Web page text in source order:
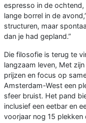
espresso in de
lange borrel in de
structuren, maar
dan je had gepland.”
Die filosofie is terug te
langzaam leven, Met
prijzen en focus op
Amsterdam-West een
sfeer bruist. Het pand
inclusief een eetbar en
voorjaar nog 15 plekken